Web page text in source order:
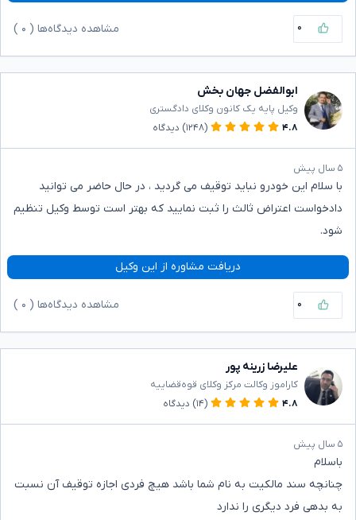
۰ مشاهده دیدگاه‌ها ( ۰
ابوالفضل جهان بخش
وکیل پایه یک کانون وکلای دادگستری
۴.۸
(۱۲۴۸) دیدگاه
۵ سال پیش
با سلام این خودرو نباید توقیف می گردید ، در حال حاضر می توانید
دادخواست اعتراض ثالث را ثبت نمایید که بهتر است توسط وکیل تنظیم
شود.
دریافت مشاوره از این وکیل
۰ مشاهده دیدگاه‌ها ( ۰
علیرضا زرینه پور
کاراموز وکالت مرکز وکلای قوه‌قضاییه
۴.۸
(۱۴) دیدگاه
۵ سال پیش
باسلام
چنانچه سند مالکیت به نام شما باشد هیچ فردی اجازه توقیف آن نسبت
به بدهی فرد دیگری را ندارد